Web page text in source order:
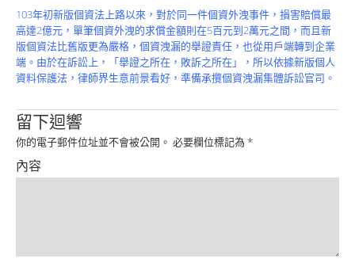
Service
火災保額
估算系統
商品簡介
103年初新版個資法上路以來，對於同一件個資外洩事件，損害賠償最
高達2億元，單筆個資外洩的求償金額則在5百元到2萬元之間，而且新
版個資法比舊版更為嚴格，個資洩漏的舉證責任，也從用戶端轉到企業
端。由於在訴訟上，「舉證之所在，敗訴之所在」，所以依據新版個人
資料保護法，律師界生意前景看好，準備承攬個資洩漏集體訴訟官司。
留下迴響
你的電子郵件位址並不會被公開。 必要欄位標記為 *
內容